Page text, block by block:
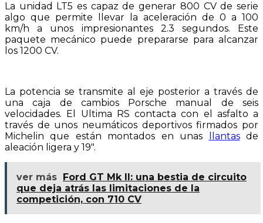
La unidad LT5 es capaz de generar 800 CV de serie
algo que permite llevar la aceleración de 0 a 100
km/h a unos impresionantes 2.3 segundos. Este
paquete mecánico puede prepararse para alcanzar
los 1200 CV.
La potencia se transmite al eje posterior a través de
una caja de cambios Porsche manual de seis
velocidades. El Ultima RS contacta con el asfalto a
través de unos neumáticos deportivos firmados por
Michelin que están montados en unas
llantasde
aleación ligera y 19″.
ver más Ford GT Mk II: una bestia de circuito
que deja atrás las limitaciones de la
competición, con 710 CV